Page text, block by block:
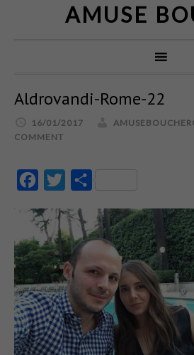
AMUSE
Aldrovandi-Rome-22
16/01/2017
COMMENT
FacebookTwitter